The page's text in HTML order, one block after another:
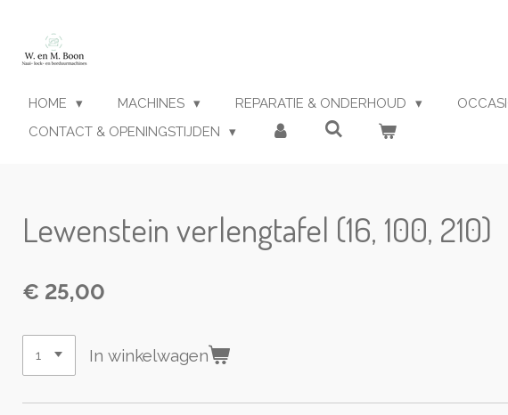
naar
hoofdinhoud
HOME MACHINES REPARATIE & ONDERHOUD
CONTACT & OPENINGSTIJDEN
Lewenstein verlengtafel (16, 100, 210)
€ 25,00
In winkelwagen